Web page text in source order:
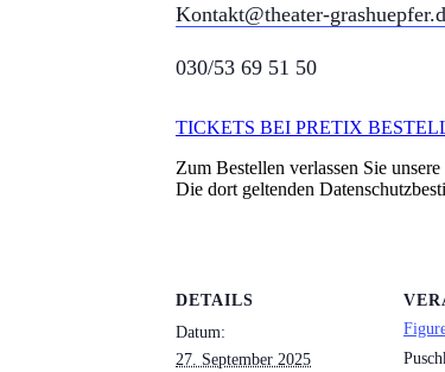
Kontakt@theater-
030/53 69 51 50
TICKETS BEI PRETIX
Zum Bestellen verlassen Sie
Die dort geltenden
DETAILS
Datum:
27. September 2025